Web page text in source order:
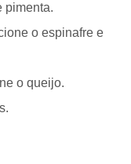
pimenta.
o espinafre e
o queijo.